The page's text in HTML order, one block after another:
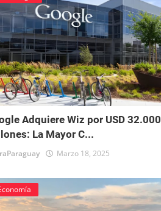
Adquiere Wiz por USD 32.000
La Mayor C...
Marzo 18, 2025